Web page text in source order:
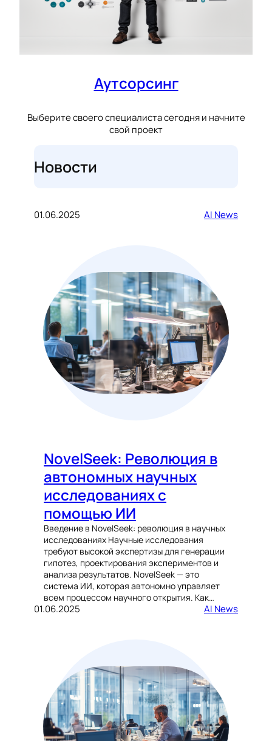
Аутсорсинг
Выберите своего специалиста сегодня и начните
свой проект
Новости
01.06.2025 AI News
NovelSeek: Революция в
автономных научных
исследованиях с
помощью ИИ
Введение в NovelSeek: революция в научных
исследованиях Научные исследования
требуют высокой экспертизы для генерации
гипотез, проектирования экспериментов и
анализа результатов. NovelSeek — это
система ИИ, которая автономно управляет
всем процессом научного открытия. Как…
01.06.2025 AI News